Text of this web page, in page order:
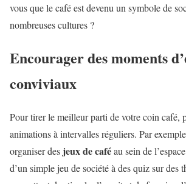
vous que le café est devenu un symbole de
nombreuses cultures ?
Encourager des moments
conviviaux
Pour tirer le meilleur parti de votre coin café,
animations à intervalles réguliers. Par
organiser des jeux de caféau sein de
d’un simple jeu de société à des quiz sur des